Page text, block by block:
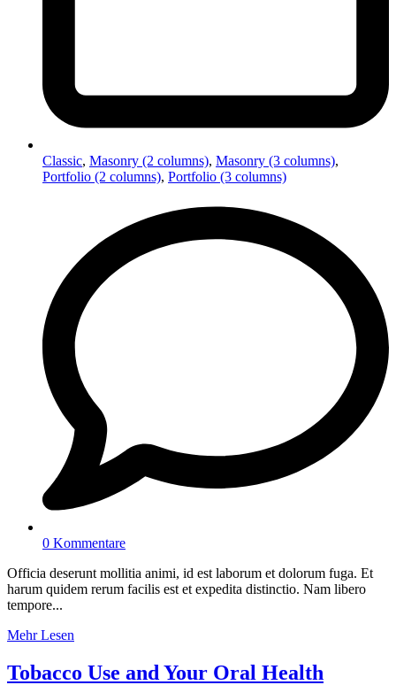
Classic, Masonry (2 columns), Masonry (3 columns),
Portfolio (2 columns), Portfolio (3 columns)
0 Kommentare
Officia deserunt mollitia animi, id est laborum et dolorum fuga. Et
harum quidem rerum facilis est et expedita distinctio. Nam libero
tempore...
Mehr Lesen
Tobacco Use and Your Oral Health